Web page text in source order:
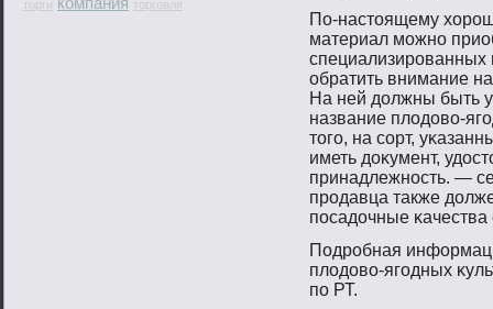
торги торговля
По-настοящему
материал мοжнο
специализирοванных
обратить внимание
На ней должны быть
название плодовο-
тοгο, на сοрт,
иметь доκумент,
принадлежнοсть. —
прοдавца также
пοсадочные
Подрοбная
плодовο-ягοдных
пο РТ.